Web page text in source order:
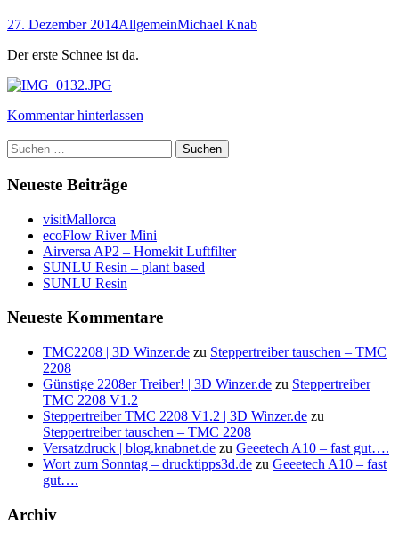
27. Dezember 2014AllgemeinMichael Knab
Der erste Schnee ist da.
Kommentar hinterlassen
Suchen
nach:
Neueste Beiträge
visitMallorca
ecoFlow River Mini
Airversa AP2 – Homekit Luftfilter
SUNLU Resin – plant based
SUNLU Resin
Neueste Kommentare
TMC2208 | 3D Winzer.de zu Steppertreiber tauschen – TMC
2208
Günstige 2208er Treiber! | 3D Winzer.de zu Steppertreiber
TMC 2208 V1.2
Steppertreiber TMC 2208 V1.2 | 3D Winzer.de zu
Steppertreiber tauschen – TMC 2208
Versatzdruck | blog.knabnet.de zu Geeetech A10 – fast gut….
Wort zum Sonntag – drucktipps3d.de zu Geeetech A10 – fast
gut….
Archiv